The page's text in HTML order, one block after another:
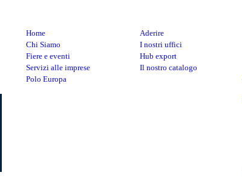
Home
Chi Siamo
Fiere e eventi
Servizi alle imprese
Polo Europa
Aderire
I nostri uffici
Hub export
Il nostro catalogo